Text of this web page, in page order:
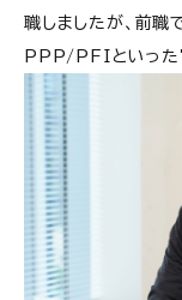
職しましたが、前職
PPP/PFIといった